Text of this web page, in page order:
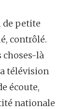
de petite
contrôlé.
choses-là
télévision
écoute,
nationale